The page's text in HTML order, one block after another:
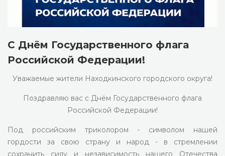
С Днём Государственного флага
Российской Федерации!
Уважаемые жители Находкинского городского округа!
Поздравляю вас с Днём Государственного флага
Российской Федерации!
Под российским триколором - символом нашей
гордости за свою страну и народ - в стремлении
сохранить силу и независимость нашего Отечества